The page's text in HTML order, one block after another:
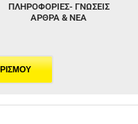
ΠΛΗΡΟΦΟΡΙΕΣ- ΓΝΩΣΕΙΣ
ΑΡΘΡΑ & ΝΕΑ